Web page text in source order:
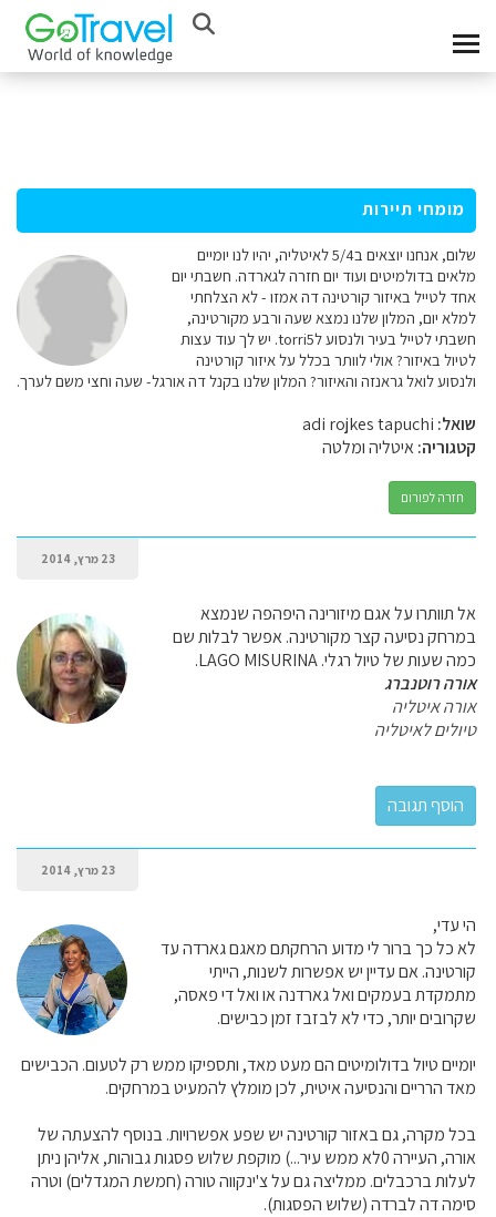
מומחי תיירות
שלום, אנחנו יוצאים ב5/4 לאיטליה, יהיו לנו יומיים
מלאים בדולמיטים ועוד יום חזרה לגארדה. חשבתי יום
אחד לטייל באיזור קורטינה דה אמזו - לא הצלחתי
למלא יום, המלון שלנו נמצא שעה ורבע מקורטינה,
חשבתי לטייל בעיר ולנסוע לtorri5. יש לך עוד עצות
לטיול באיזור? אולי לוותר בכלל על איזור קורטינה
ולנסוע לואל גראנזה והאיזור? המלון שלנו בקנל דה אורגל- שעה וחצי משם לערך.
שואל:
קטגוריה:איטליה ומלטה
חזרה לפורום
23 מרץ, 2014
אל תוותרו על אגם מיזורינה היפהפה שנמצא
במרחק נסיעה קצר מקורטינה. אפשר לבלות שם
כמה שעות של טיול רגלי. LAGO MISURINA.
אורה רוטנברג
אורה איטליה
טיולים לאיטליה
23 מרץ, 2014
הי עדי,
לא כל כך ברור לי מדוע הרחקתם מאגם גארדה עד
קורטינה. אם עדיין יש אפשרות לשנות, הייתי
מתמקדת בעמקים ואל גארדנה או ואל די פאסה,
שקרובים יותר, כדי לא לבזבז זמן כבישים.
יומיים טיול בדולומיטים הם מעט מאד, ותספיקו ממש רק לטעום. הכבישים
מאד הרריים והנסיעה איטית, לכן מומלץ להמעיט במרחקים.
בכל מקרה, גם באזור קורטינה יש שפע אפשרויות. בנוסף להצעתה של
אורה, העיירה 0לא ממש עיר...) מוקפת שלוש פסגות גבוהות, אליהן ניתן
לעלות ברכבלים. ממליצה גם על צ'ינקווה טורה (חמשת המגדלים) וטרה
סימה דה לברדה (שלוש הפסגות).